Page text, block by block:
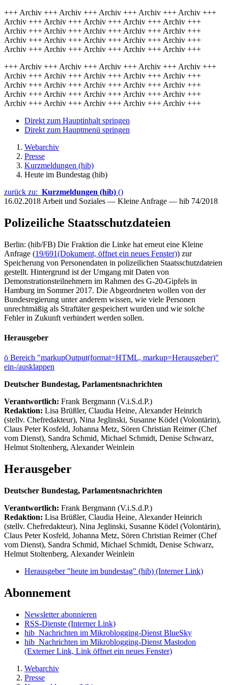
+++ Archiv +++ Archiv +++ Archiv +++ Archiv +++ Archiv +++
Archiv +++ Archiv +++ Archiv +++ Archiv +++ Archiv +++
Archiv +++ Archiv +++ Archiv +++ Archiv +++ Archiv +++
Archiv +++ Archiv +++ Archiv +++ Archiv +++ Archiv +++
Archiv +++ Archiv +++ Archiv +++ Archiv +++ Archiv +++
+++ Archiv +++ Archiv +++ Archiv +++ Archiv +++ Archiv +++
Archiv +++ Archiv +++ Archiv +++ Archiv +++ Archiv +++
Archiv +++ Archiv +++ Archiv +++ Archiv +++ Archiv +++
Archiv +++ Archiv +++ Archiv +++ Archiv +++ Archiv +++
Archiv +++ Archiv +++ Archiv +++ Archiv +++ Archiv +++
Direkt zum Hauptinhalt springen
Direkt zum Hauptmenü springen
Webarchiv
Presse
Kurzmeldungen (hib)
Heute im Bundestag (hib)
zurück zu: Kurzmeldungen (hib) ()
16.02.2018 Arbeit und Soziales — Kleine Anfrage — hib 74/2018
Polizeiliche Staatsschutzdateien
Berlin: (hib/FB) Die Fraktion die Linke hat erneut eine Kleine
Anfrage (19/691(Dokument, öffnet ein neues Fenster)) zur
Speicherung von Personendaten in polizeilichen Staatsschutzdateien
gestellt. Hintergrund ist der Umgang mit Daten von
Demonstrationsteilnehmern im Rahmen des G-20-Gipfels in
Hamburg im Sommer 2017. Die Abgeordneten wollen von der
Bundesregierung unter anderem wissen, wie viele Personen
unrechtmäßig als Straftäter gespeichert wurden und wie solche
Fehler in Zukunft verhindert werden sollen.
Herausgeber
ö Bereich "markupOutput(format=HTML, markup=Herausgeber)"
ein-/ausklappen
Deutscher Bundestag, Parlamentsnachrichten
Verantwortlich: Frank Bergmann (V.i.S.d.P.)
Redaktion: Lisa Brüßler, Claudia Heine, Alexander Heinrich
(stellv. Chefredakteur), Nina Jeglinski, Susanne Ködel (Volontärin),
Claus Peter Kosfeld, Johanna Metz, Sören Christian Reimer (Chef
vom Dienst), Sandra Schmid, Michael Schmidt, Denise Schwarz,
Helmut Stoltenberg, Alexander Weinlein
Herausgeber
Deutscher Bundestag, Parlamentsnachrichten
Verantwortlich: Frank Bergmann (V.i.S.d.P.)
Redaktion: Lisa Brüßler, Claudia Heine, Alexander Heinrich
(stellv. Chefredakteur), Nina Jeglinski, Susanne Ködel (Volontärin),
Claus Peter Kosfeld, Johanna Metz, Sören Christian Reimer (Chef
vom Dienst), Sandra Schmid, Michael Schmidt, Denise Schwarz,
Helmut Stoltenberg, Alexander Weinlein
Herausgeber "heute im bundestag" (hib) (Interner Link)
Abonnement
Newsletter abonnieren
RSS-Dienste (Interner Link)
hib_Nachrichten im Mikroblogging-Dienst BlueSky
hib_Nachrichten im Mikroblogging-Dienst Mastodon
(Externer Link, Link öffnet ein neues Fenster)
Webarchiv
Presse